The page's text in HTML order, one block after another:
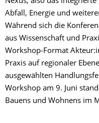
Abfall, Energie und
Während sich die
aus Wissenschaft und
Workshop‐Format
Praxis auf regionaler
ausgewählten
Workshop am 9. Juni
Bauens und Wohnens im